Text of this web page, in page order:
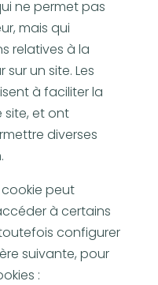
ne permet pas
mais qui
relatives à la
un site. Les
à faciliter la
site, et ont
diverses
cookie peut
à certains
configurer
suivante, pour
: